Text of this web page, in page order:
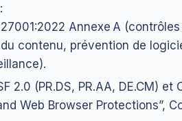
:
27001:2022 Annexe A
contenu, prévention de
2.0 (PR.DS, PR.AA, DE.CM)
Web Browser Protections”,